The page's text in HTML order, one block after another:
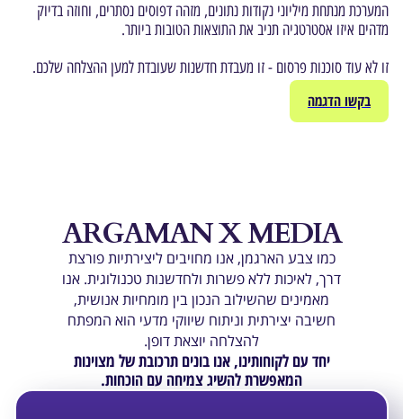
המערכת מנתחת מיליוני נקודות נתונים, מזהה דפוסים נסתרים, וחוזה בדיוק
מדהים איזו אסטרטגיה תניב את התוצאות הטובות ביותר.
זו לא עוד סוכנות פרסום - זו מעבדת חדשנות שעובדת למען ההצלחה שלכם.
בקשו הדגמה
ARGAMAN X MEDIA
כמו צבע הארגמן, אנו מחויבים ליצירתיות פורצת
דרך, לאיכות ללא פשרות ולחדשנות טכנולוגית. אנו
מאמינים שהשילוב הנכון בין מומחיות אנושית,
חשיבה יצירתית וניתוח שיווקי מדעי הוא המפתח
להצלחה יוצאת דופן.
יחד עם לקוחותינו, אנו בונים תרכובת של מצוינות
המאפשרת להשיג צמיחה עם הוכחות.